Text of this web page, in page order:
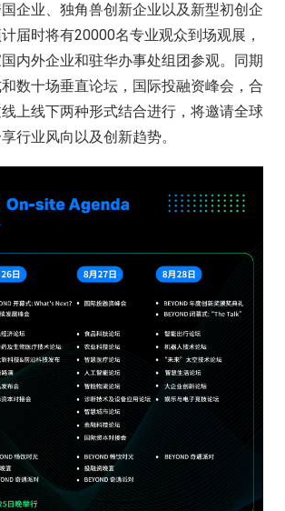
企业、独角兽创新企业以及新型初创企
届时将有20000名专业观众到场观展，
内外企业和驻华办事处组团参观。同期
数十场垂直论坛，国际投融资峰会，合
上线下两种形式结合进行，将邀请全球
行业风向以及创新趋势。